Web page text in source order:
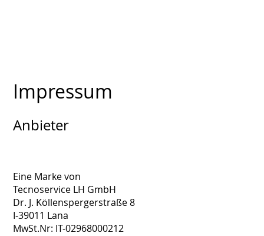
Impressum
Anbieter
Eine Marke von
Tecnoservice LH GmbH
Dr. J. Köllenspergerstraße 8
I-39011 Lana
MwSt.Nr: IT-02968000212